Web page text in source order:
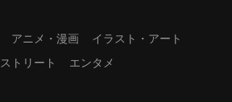
アニメ・漫画
イラスト・アート
ストリート エンタメ